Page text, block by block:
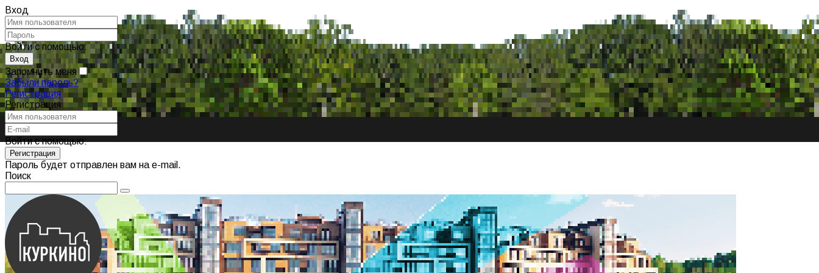
Вход
Войти с помощью:
Запомнить меня
Забыли пароль?
Регистрация
Регистрация
Войти с помощью:
Пароль будет отправлен вам на e-mail.
Поиск